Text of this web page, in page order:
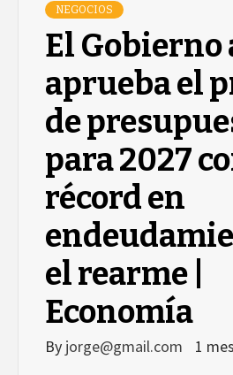
NEGOCIOS
El Gobierno
aprueba el
de
para 2027
récord en
el rearme |
Economía
By jorge@gmail.com 1